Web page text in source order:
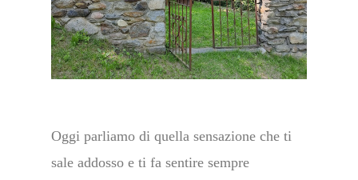
Oggi parliamo di quella sensazione che ti
sale addosso e ti fa sentire sempre